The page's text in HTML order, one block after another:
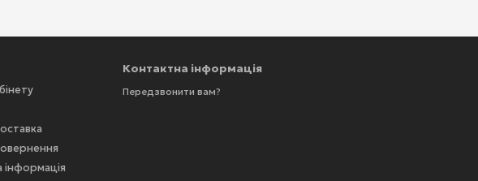
Контактна інформація
Передзвонити вам?